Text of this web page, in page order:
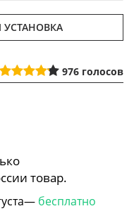
976 голосов
товар.
бесплатно